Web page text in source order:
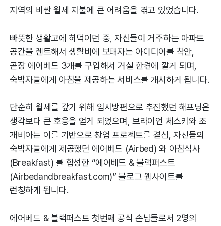
지역의 비싼 월세 지불에 큰 어려움을 겪고 있었습니다.
빠뜻한 생활고에 허덕이던 중, 자신들이 거주하는 아파트
공간을 렌트해서 생활비에 보태자는 아이디어를 착안,
곧장 에어베드 3개를 구입해서 거실 한켠에 깔게 되며,
숙박자들에게 아침을 제공하는 서비스를 개시하게 됩니다.
단순히 월세를 갚기 위해 임시방편으로 추진했던 해프닝은
생각보다 큰 호응을 얻게 되었으며, 브라이언 체스키와 조
개비아는 이를 기반으로 창업 프로젝트를 결심, 자신들의
숙박자들에게 제공했던 에어베드 (Airbed) 와 아침식사
(Breakfast) 를 합성한 “에어베드 & 블랙퍼스트
(Airbedandbreakfast.com)” 블로그 웹사이트를
런칭하게 됩니다.
에어베드 & 블랙퍼스트 첫번째 공식 손님들로서 2명의